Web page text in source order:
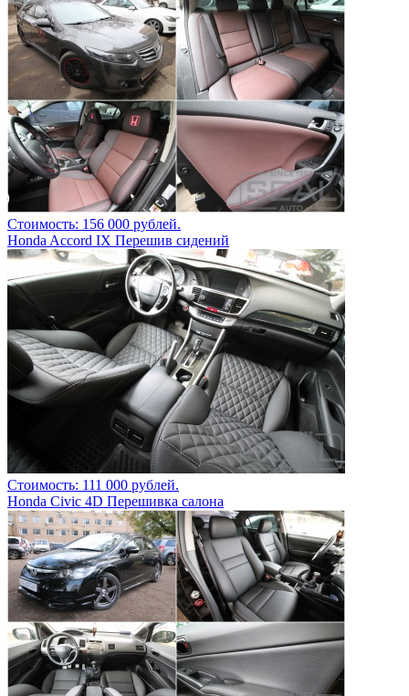
Стоимость: 156 000 рублей.
Honda Accord IX Перешив сидений
Стоимость: 111 000 рублей.
Honda Civic 4D Перешивка салона